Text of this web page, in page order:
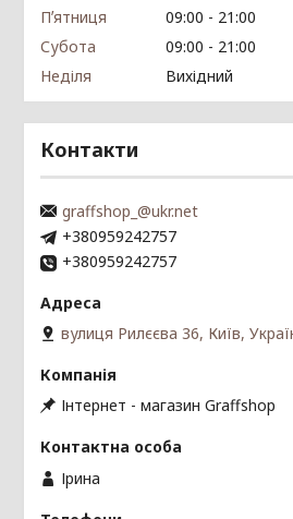
Пʼятниця
09:00
21:00
Субота
09:00
21:00
Неділя
Вихідний
Контакти
graffshop_@ukr.net
+380959242757
+380959242757
вулиця Рилєєва 36, Київ,
Інтернет - магазин Graffshop
Ірина